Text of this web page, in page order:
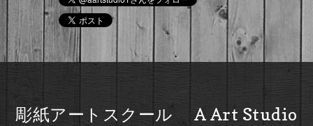
彫紙アートスクール A Art Studio